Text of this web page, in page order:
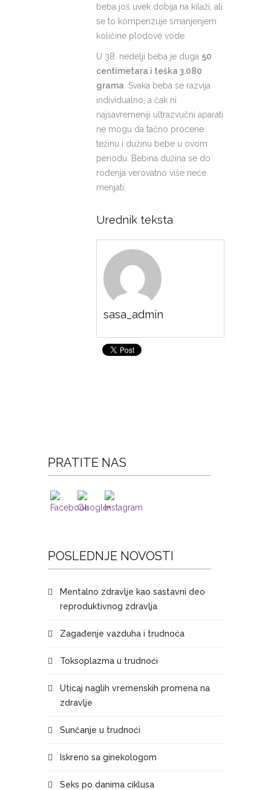
beba još uvek dobija na kilaži, ali
se to kompenzuje smanjenjem
količine plodove vode.
U 38. nedelji beba je duga 50
centimetara i teška 3.080
grama . Svaka beba se razvija
individualno, a čak ni
najsavremeniji ultrazvučni aparati
ne mogu da tačno procene
težinu i dužinu bebe u ovom
periodu. Bebina dužina se do
rođenja verovatno više neće
menjati.
Urednik teksta
sasa_admin
PRATITE NAS
POSLEDNJE NOVOSTI
Mentalno zdravlje kao sastavni deo
reproduktivnog zdravlja
Zagađenje vazduha i trudnoća
Toksoplazma u trudnoći
Uticaj naglih vremenskih promena na
zdravlje
Sunčanje u trudnoći
Iskreno sa ginekologom
Seks po danima ciklusa